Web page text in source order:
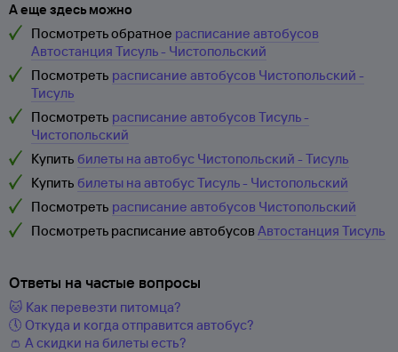
А еще здесь можно
Посмотреть обратное расписание автобусов
Автостанция Тисуль - Чистопольский
Посмотреть расписание автобусов Чистопольский -
Тисуль
Посмотреть расписание автобусов Тисуль -
Чистопольский
Купить билеты на автобус Чистопольский - Тисуль
Купить билеты на автобус Тисуль - Чистопольский
Посмотреть расписание автобусов Чистопольский
Посмотреть расписание автобусовАвтостанция Тисуль
Ответы на частые вопросы
🐱 Как перевезти питомца?
🕔 Откуда и когда отправится автобус?
👛 А скидки на билеты есть?